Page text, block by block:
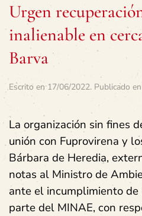
Urgen
inalienable en
Barva
Escrito en17/06/2022. Publicado en
La organización sin fines
unión con Fuprovirena y
Bárbara de Heredia,
notas al Ministro de
ante el incumplimiento
parte del MINAE, con